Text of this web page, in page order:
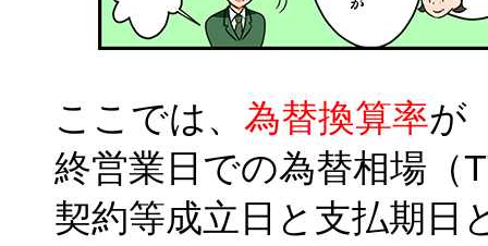
ここでは、 為替換算率が
終営業日での為替相場（
契約等成立日と支払期日